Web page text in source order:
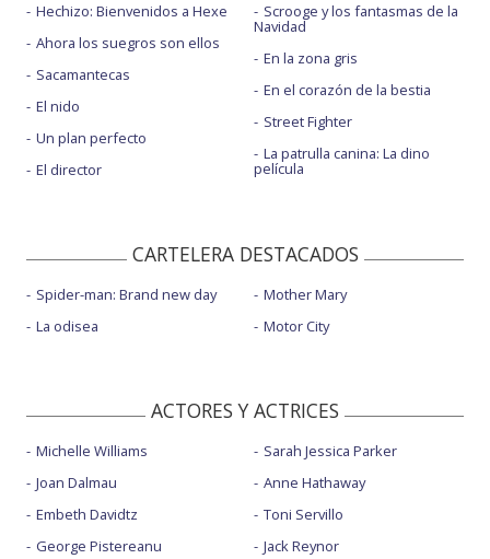
Hechizo: Bienvenidos a Hexe
Ahora los suegros son ellos
Sacamantecas
El nido
Un plan perfecto
El director
Scrooge y los fantasmas de la
Navidad
En la zona gris
En el corazón de la bestia
Street Fighter
La patrulla canina: La dino
película
CARTELERA DESTACADOS
Spider-man: Brand new day
La odisea
Mother Mary
Motor City
ACTORES Y ACTRICES
Michelle Williams
Joan Dalmau
Embeth Davidtz
George Pistereanu
Sarah Jessica Parker
Anne Hathaway
Toni Servillo
Jack Reynor